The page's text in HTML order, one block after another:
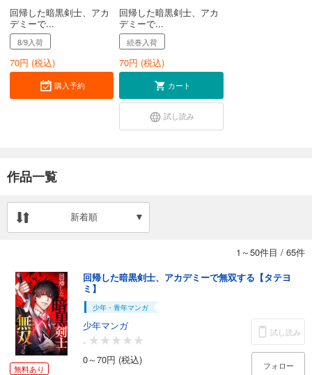
回帰した暗黒剣士、アカ
デミーで...
8/9入荷
70円 (税込)
購入予約
回帰した暗黒剣士、アカ
デミーで...
続巻入荷
70円 (税込)
カート
試し読み
作品一覧
新着順
1～50件目 / 65件
無料あり
回帰した暗黒剣士、アカデミーで無双する【タテヨ
ミ】
少年・青年マンガ
少年マンガ
-
0～70円 (税込)
試し読み
フォロー